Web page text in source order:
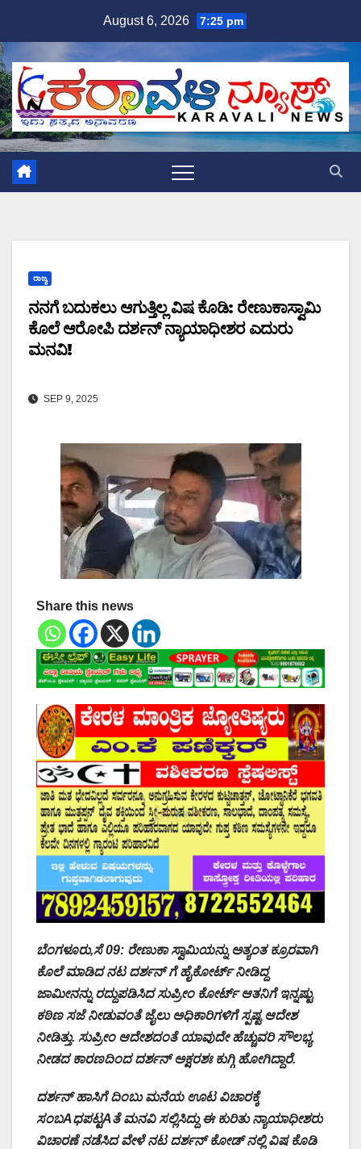
content
August 6, 2026 7:25 pm
ರಾಜ್ಯ
ನನಗೆ ಬದುಕಲು ಆಗುತ್ತಿಲ್ಲ ವಿಷ ಕೊಡಿ: ರೇಣುಕಾಸ್ವಾಮಿ
ಕೊಲೆ ಆರೋಪಿ ದರ್ಶನ್ ನ್ಯಾಯಾಧೀಶರ ಎದುರು
ಮನವಿ!
SEP 9, 2025
Share this news
ಬೆಂಗಳೂರು,ಸೆ 09: ರೇಣುಕಾ ಸ್ವಾಮಿಯನ್ನು ಅತ್ಯಂತ ಕ್ರೂರವಾಗಿ
ಕೊಲೆ ಮಾಡಿದ ನಟ ದರ್ಶನ್ ಗೆ ಹೈಕೋರ್ಟ್ ನೀಡಿದ್ದ
ಜಾಮೀನನ್ನು ರದ್ದುಪಡಿಸಿದ ಸುಪ್ರೀಂ ಕೋರ್ಟ್ ಆತನಿಗೆ ಇನ್ನಷ್ಟು
ಕಠಿಣ ಸಜೆ ನೀಡುವಂತೆ ಜೈಲು ಅಧಿಕಾರಿಗಳಿಗೆ ಸ್ಪಷ್ಟ ಆದೇಶ
ನೀಡಿತ್ತು. ಸುಪ್ರೀಂ ಆದೇಶದಂತೆ ಯಾವುದೇ ಹೆಚ್ಚುವರಿ ಸೌಲಭ್ಯ
ನೀಡದ ಕಾರಣದಿಂದ ದರ್ಶನ್ ಅಕ್ಷರಶಃ ಕುಗ್ಗಿ ಹೋಗಿದ್ದಾರೆ.
ದರ್ಶನ್ ಹಾಸಿಗೆ ದಿಂಬು ಮನೆಯ ಊಟ ವಿಚಾರಕ್ಕೆ
ಸಂಬAಧಪಟ್ಟAತೆ ಮನವಿ ಸಲ್ಲಿಸಿದ್ದು ಈ ಕುರಿತು ನ್ಯಾಯಾಧೀಶರು
ವಿಚಾರಣೆ ನಡೆಸಿದ ವೇಳೆ ನಟ ದರ್ಶನ್ ಕೋಡ್ ನಲ್ಲಿ ವಿಷ ಕೊಡಿ